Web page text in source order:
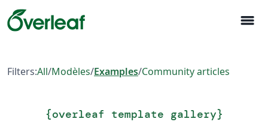
menu
Filters:All/Modèles/Examples/Community articles
{overleaf template gallery}